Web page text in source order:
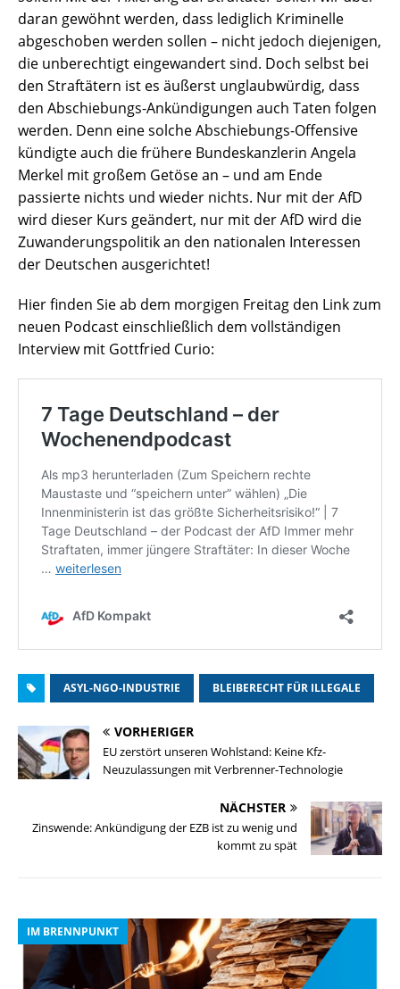
daran gewöhnt werden, dass lediglich Kriminelle
abgeschoben werden sollen – nicht jedoch diejenigen,
die unberechtigt eingewandert sind. Doch selbst bei
den Straftätern ist es äußerst unglaubwürdig, dass
den Abschiebungs-Ankündigungen auch Taten folgen
werden. Denn eine solche Abschiebungs-Offensive
kündigte auch die frühere Bundeskanzlerin Angela
Merkel mit großem Getöse an – und am Ende
passierte nichts und wieder nichts. Nur mit der AfD
wird dieser Kurs geändert, nur mit der AfD wird die
Zuwanderungspolitik an den nationalen Interessen
der Deutschen ausgerichtet!
Hier finden Sie ab dem morgigen Freitag den Link zum
neuen Podcast einschließlich dem vollständigen
Interview mit Gottfried Curio:
ASYL-NGO-INDUSTRIE BLEIBERECHT FÜR ILLEGALE
VORHERIGER
EU zerstört unseren Wohlstand: Keine Kfz-
Neuzulassungen mit Verbrenner-Technologie
NÄCHSTER
Zinswende: Ankündigung der EZB ist zu wenig und
kommt zu spät
IM BRENNPUNKT